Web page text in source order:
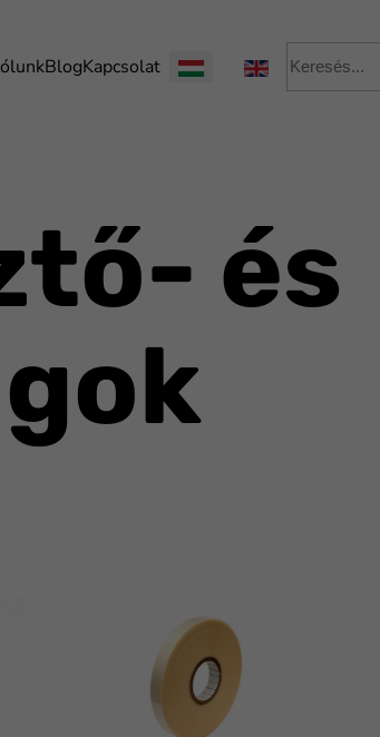
BlogKapcsolatVálasszon nyelvet
és